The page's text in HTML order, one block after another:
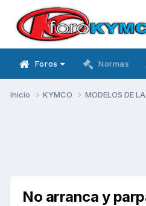
Foros Normas
Inicio KYMCO MODELOS DE
No arranca y